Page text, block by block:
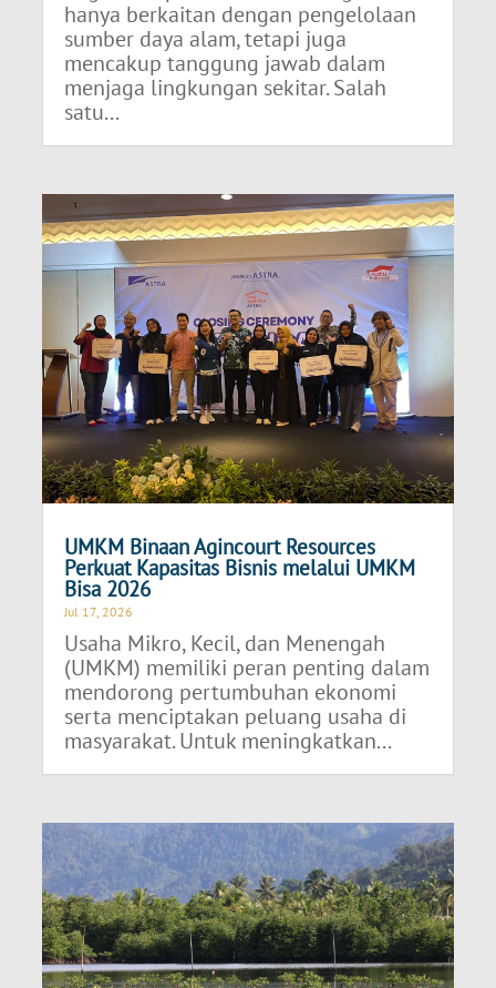
hanya berkaitan dengan pengelolaan
sumber daya alam, tetapi juga
mencakup tanggung jawab dalam
menjaga lingkungan sekitar. Salah
satu...
UMKM Binaan Agincourt Resources
Perkuat Kapasitas Bisnis melalui UMKM
Bisa 2026
Jul 17, 2026
Usaha Mikro, Kecil, dan Menengah
(UMKM) memiliki peran penting dalam
mendorong pertumbuhan ekonomi
serta menciptakan peluang usaha di
masyarakat. Untuk meningkatkan...